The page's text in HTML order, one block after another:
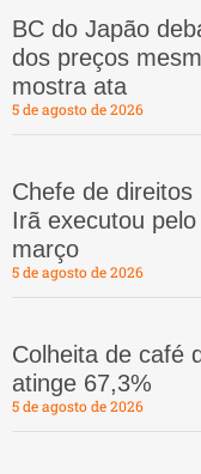
BC do Japão
dos preços
mostra ata
5 de agosto de 2026
Chefe de
Irã executou
março
5 de agosto de 2026
Colheita de café
atinge 67,3%
5 de agosto de 2026